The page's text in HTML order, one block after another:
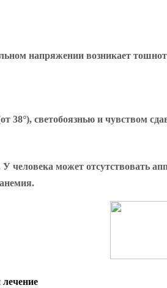
напряжении возникает
38°), светобоязнью и чувством
может отсутствовать